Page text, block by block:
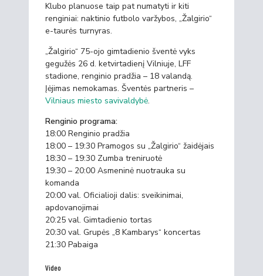
Klubo planuose taip pat numatyti ir kiti
renginiai: naktinio futbolo varžybos, „Žalgirio“
e-taurės turnyras.
„Žalgirio“ 75-ojo gimtadienio šventė vyks
gegužės 26 d. ketvirtadienį Vilniuje, LFF
stadione, renginio pradžia – 18 valandą.
Įėjimas nemokamas. Šventės partneris –
Vilniaus miesto savivaldybė.
Renginio programa:
18:00 Renginio pradžia
18:00 – 19:30 Pramogos su „Žalgirio“ žaidėjais
18:30 – 19:30 Zumba treniruotė
19:30 – 20:00 Asmeninė nuotrauka su
komanda
20:00 val. Oficialioji dalis: sveikinimai,
apdovanojimai
20:25 val. Gimtadienio tortas
20:30 val. Grupės „8 Kambarys“ koncertas
21:30 Pabaiga
Video